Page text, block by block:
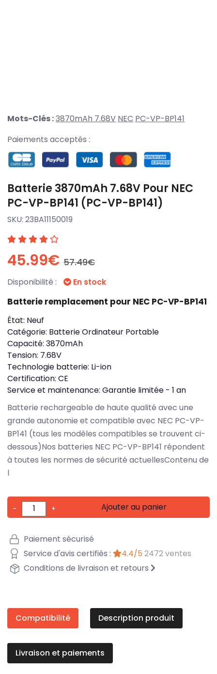
Mots-Clés :3870mAh 7.68V NEC PC-VP-BP141
Paiements acceptés :
Batterie 3870mAh 7.68V Pour NEC
PC-VP-BP141 (PC-VP-BP141)
SKU: 23BA11150019
45.99€ 57.49€
Disponibilité : En stock
Batterie remplacement pour NEC PC-VP-BP141
État: Neuf
Catégorie: Batterie Ordinateur Portable
Capacité: 3870mAh
Tension: 7.68V
Technologie batterie: Li-ion
Certification: CE
Service et maintenance: Garantie limitée - 1 an
Batterie rechargeable de haute qualité avec une
grande autonomie et compatible avec NEC PC-VP-
BP141 (tous les modèles compatibles se trouvent ci-
dessous)Nos batteries NEC PC-VP-BP141 répondent
à toutes les normes de sécurité actuellesContenu de
l
- + Ajouter au panier
Paiement sécurisé
Service d'avis certifiés :
4.4/5 2472 ventes
Conditions de livraison et retours
Compatibilité Description produit
Livraison et paiements